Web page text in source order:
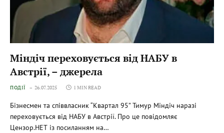
Міндіч переховується від НАБУ в
Австрії, – джерела
ПОДІЇ 26.07.2025 1 MIN READ
Бізнесмен та співвласник “Квартал 95” Тимур Міндіч наразі
переховується від НАБУ в Австрії. Про це повідомляє
Цензор.НЕТ із посиланням на…